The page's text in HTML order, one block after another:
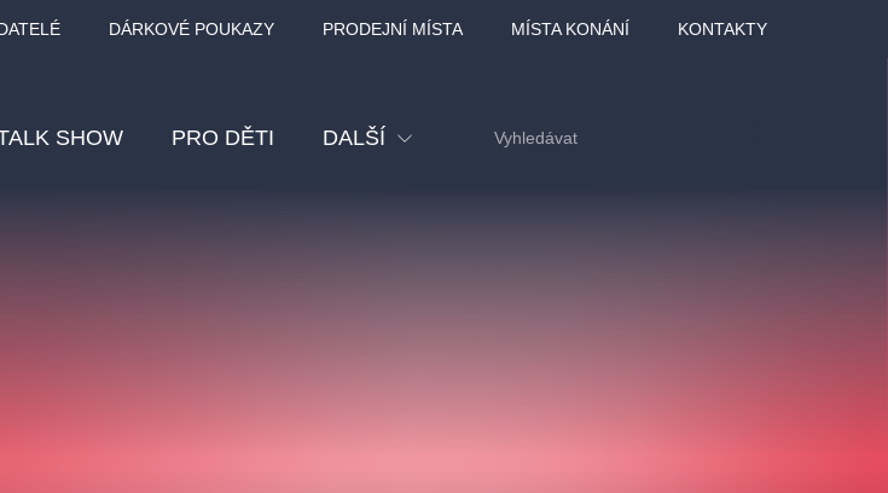
DÁRKOVÉ POUKAZY PRODEJNÍ MÍSTA MÍSTA KONÁNÍ KONTAKTY
SHOW PRO DĚTI DALŠÍ